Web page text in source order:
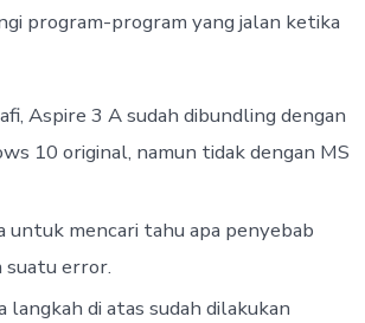
program-program yang jalan ketika
Aspire 3 A sudah dibundling dengan
10 original, namun tidak dengan MS
untuk mencari tahu apa penyebab
suatu error.
langkah di atas sudah dilakukan